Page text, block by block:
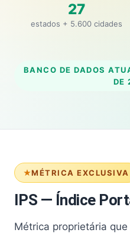
27
estados + 5.600 cidades
BANCO DE DADOS
DE
MÉTRICA EXCLUSIVA
IPS — Índice
Métrica proprietária